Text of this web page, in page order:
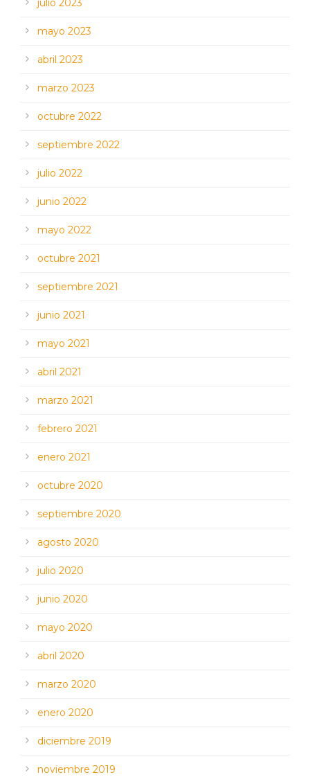
julio 2023
mayo 2023
abril 2023
marzo 2023
octubre 2022
septiembre 2022
julio 2022
junio 2022
mayo 2022
octubre 2021
septiembre 2021
junio 2021
mayo 2021
abril 2021
marzo 2021
febrero 2021
enero 2021
octubre 2020
septiembre 2020
agosto 2020
julio 2020
junio 2020
mayo 2020
abril 2020
marzo 2020
enero 2020
diciembre 2019
noviembre 2019